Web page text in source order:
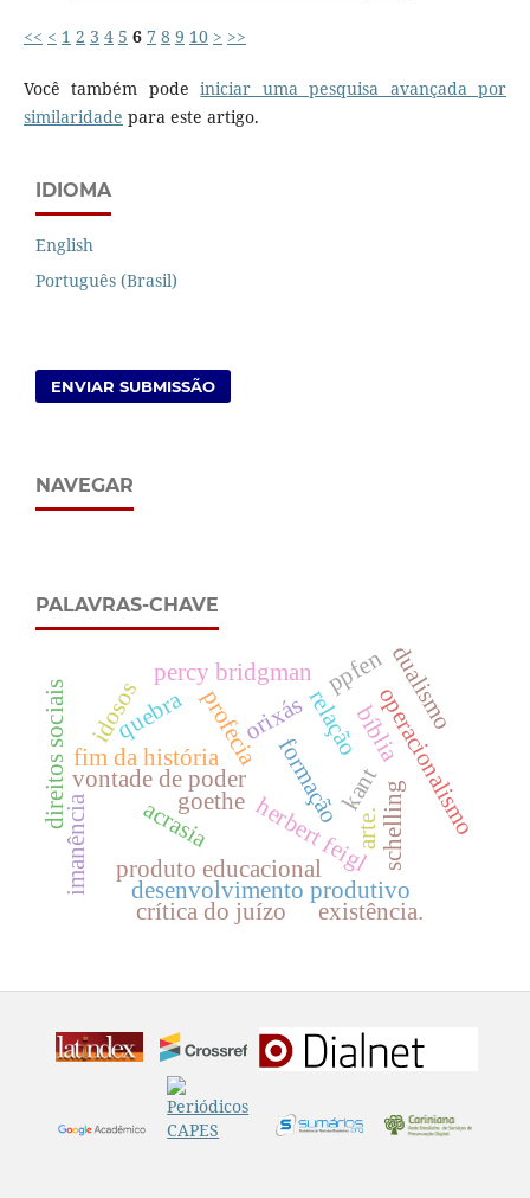
<< < 1 2 3 4 5 6 7 8 9 10 > >>
Você também podeiniciar uma pesquisa avançada por
similaridade para este artigo.
IDIOMA
English
Português (Brasil)
ENVIAR SUBMISSÃO
NAVEGAR
PALAVRAS-CHAVE
kant
herbert feigl
bíblia
profecia
produto educacional
relação
vontade de poder
acrasia
desenvolvimento produtivo
formação operacionalismo
percy bridgman
fim da história
idosos
direitos sociais arte.schelling
existência.
goethe
dualismo
crítica do juízo
imanência
quebra
ppfen
orixás